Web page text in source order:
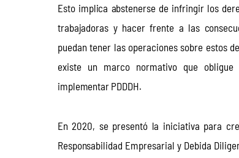
Esto implica abstenerse de infringir los
trabajadoras y hacer frente a las
puedan tener las operaciones sobre estos
existe un marco normativo que
implementar PDDDH.
En 2020, se presentó la iniciativa para
Responsabilidad Empresarial y Debida